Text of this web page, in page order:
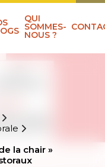
QUI
SOMMES-
NOUS ?
la chair »